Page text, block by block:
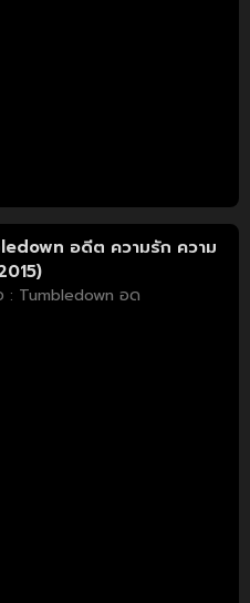
อดีต ความรัก ความ
: Tumbledown อด